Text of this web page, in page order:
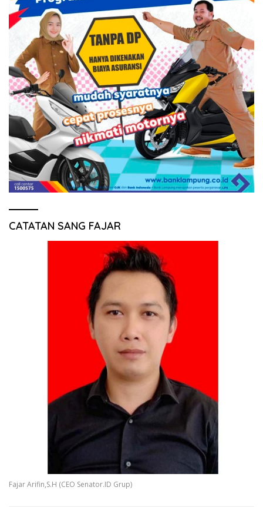
CATATAN SANG FAJAR
Fajar Arifin,S.H (CEO Senator.ID Grup)